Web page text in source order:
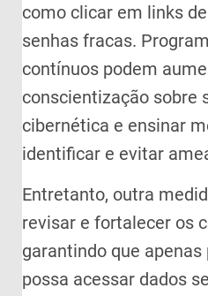
como clicar em links
senhas fracas.
contínuos podem
conscientização sobre
cibernética e ensinar
identificar e evitar
Entretanto, outra
revisar e fortalecer os
garantindo que
possa acessar dados